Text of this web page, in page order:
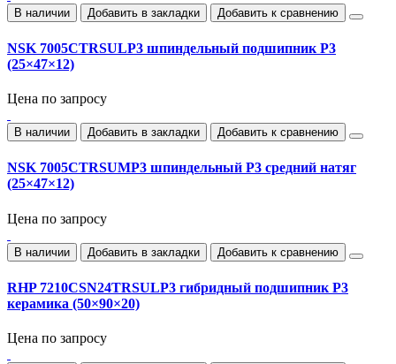
В наличии Добавить в закладки Добавить к сравнению
NSK 7005CTRSULP3 шпиндельный подшипник P3
(25×47×12)
Цена по запросу
В наличии Добавить в закладки Добавить к сравнению
NSK 7005CTRSUMP3 шпиндельный P3 средний натяг
(25×47×12)
Цена по запросу
В наличии Добавить в закладки Добавить к сравнению
RHP 7210CSN24TRSULP3 гибридный подшипник P3
керамика (50×90×20)
Цена по запросу